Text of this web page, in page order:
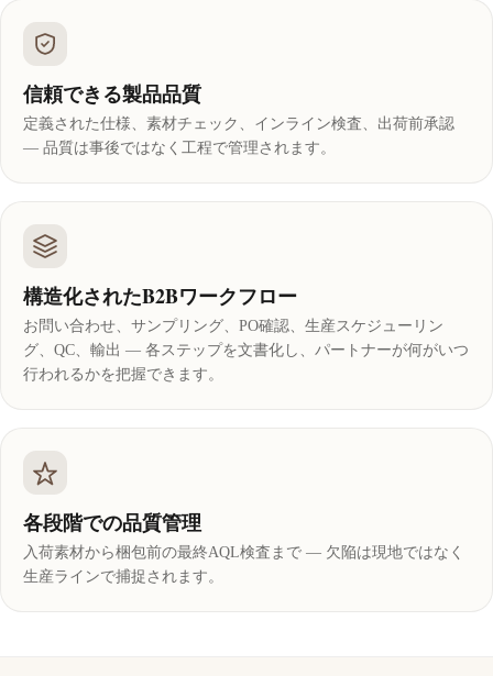
信頼できる製品品質
定義された仕様、素材チェック、インライン検査、出荷前承認
— 品質は事後ではなく工程で管理されます。
構造化されたB2Bワークフロー
お問い合わせ、サンプリング、PO確認、生産スケジューリン
グ、QC、輸出 — 各ステップを文書化し、パートナーが何がいつ
行われるかを把握できます。
各段階での品質管理
入荷素材から梱包前の最終AQL検査まで — 欠陥は現地ではなく
生産ラインで捕捉されます。